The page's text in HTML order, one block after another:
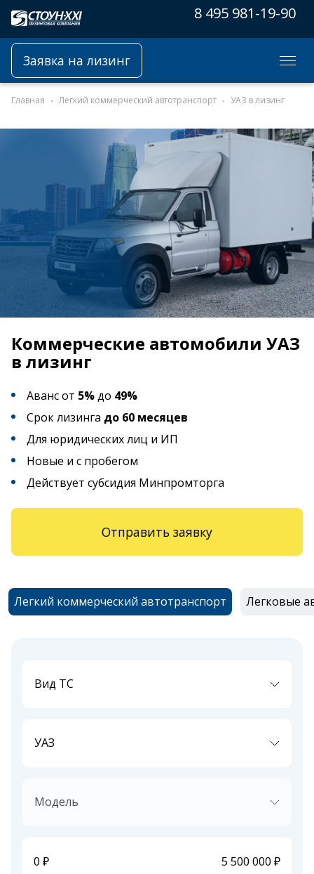
8 495 981-19-90
Заявка на лизинг
Главная Легкий коммерческий автотранспорт УАЗ в лизинг
Коммерческие автомобили УАЗ
в лизинг
Аванс от 5%до 49%
Срок лизинга до 60 месяцев
Для юридических лиц и ИП
Новые и с пробегом
Действует субсидия Минпромторга
Отправить заявку
Легкий коммерческий автотранспорт Легковые
Вид ТС
УАЗ
Модель